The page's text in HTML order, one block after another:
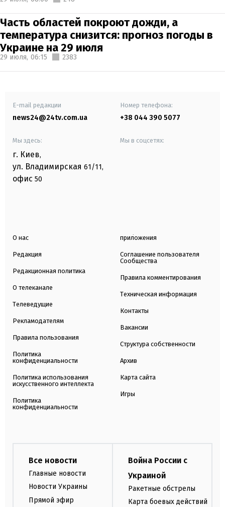
Часть областей покроют дожди, а
температура снизится: прогноз погоды в
Украине на 29 июля
29 июля, 06:15 2383
E-mail редакции
news24@24tv.com.ua
Номер телефона:
+38 044 390 5077
Мы здесь:
г. Киев,
ул. Владимирская 61/11,
офис 50
Мы в соцсетях:
О нас
Редакция
Редакционная политика
О телеканале
Телеведущие
Рекламодателям
Правила пользования
Политика
конфиденциальности
Политика использования
искусственного интеллекта
Политика
конфиденциальности
приложения
Соглашение пользователя
Сообщества
Правила комментирования
Техническая информация
Контакты
Вакансии
Структура собственности
Архив
Карта сайта
Игры
Все новости
Главные новости
Новости Украины
Прямой эфир
Война России с
Украиной
Ракетные обстрелы
Карта боевых действий